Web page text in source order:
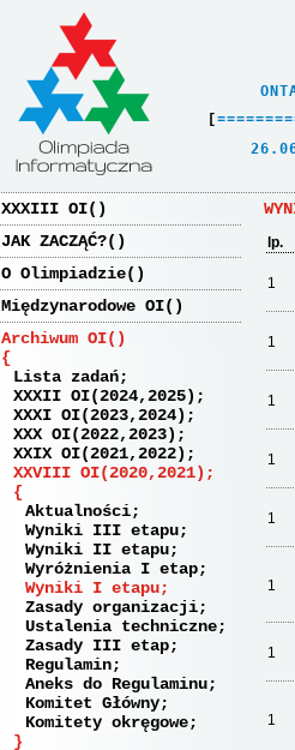
[ ========
XXXIII OI
JAK ZACZĄĆ?
O Olimpiadzie
Międzynarodowe OI
Archiwum OI
Lista zadań
XXXII OI(2024,2025)
XXXI OI(2023,2024)
XXX OI(2022,2023)
XXIX OI(2021,2022)
XXVIII OI(2020,2021)
Aktualności
Wyniki III etapu
Wyniki II etapu
Wyróżnienia I etap
Wyniki I etapu
Zasady organizacji
Ustalenia techniczne
Zasady III etap
Regulamin
Aneks do Regulaminu
Komitet Główny
Komitety okręgowe
lp.
1
1
1
1
1
1
1
1